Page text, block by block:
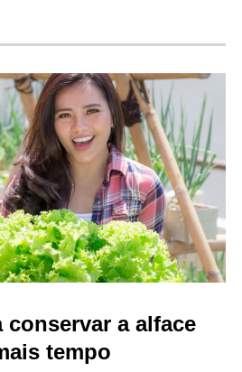
conservar a alface
tempo